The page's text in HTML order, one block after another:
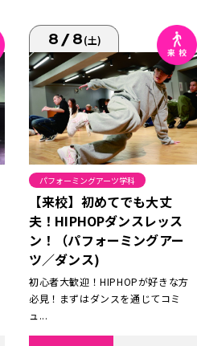
8/8(土)
パフォーミングアーツ学科
【来校】初めてでも大丈
夫！HIPHOPダンスレッス
ン！（パフォーミングアー
ツ／ダンス)
初心者大歓迎！HIPHOPが好きな方
必見！まずはダンスを通じてコミ
ュ...